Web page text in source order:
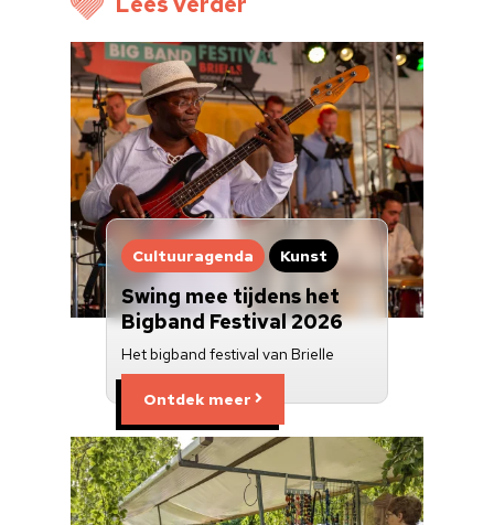
Cultuuragenda Kunst
Swing mee tijdens het
Bigband Festival 2026
Het bigband festival van Brielle
Ontdek meer
Cultuur op school
Over ons
Nieuwsbrief
Doneren